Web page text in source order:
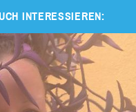
INTERESSIEREN: